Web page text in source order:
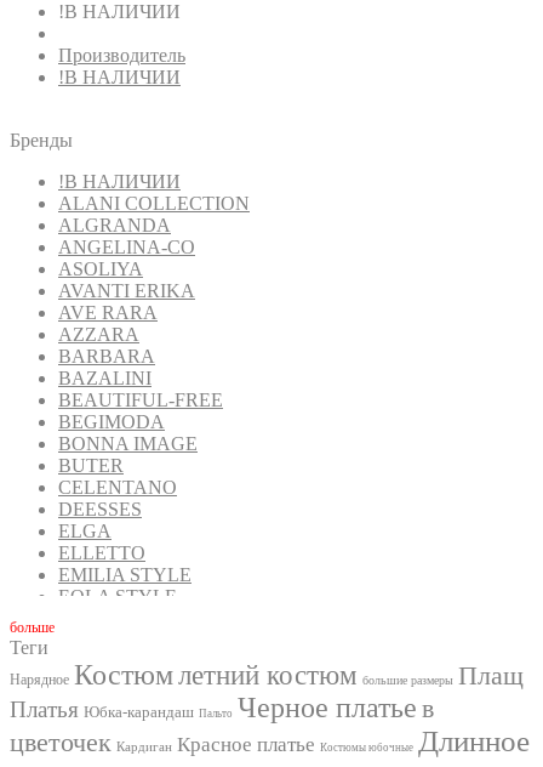
!В НАЛИЧИИ
Производитель
!В НАЛИЧИИ
Бренды
!В НАЛИЧИИ
ALANI COLLECTION
ALGRANDA
ANGELINA-CO
ASOLIYA
AVANTI ERIKA
AVE RARA
AZZARA
BARBARA
BAZALINI
BEAUTIFUL-FREE
BEGIMODA
BONNA IMAGE
BUTER
CELENTANO
DEESSES
ELGA
ELLETTO
EMILIA STYLE
EOLA STYLE
FOXY FOX
GIZART
GOLDEN VALLEY
IVA
бoльше
Теги
Нарядное Костюмлетний костюм большие размеры Плащ
Платья Юбка-карандаш Пальто Черное платье в
цветочек Кардиган Красное платье Костюмы юбочные Длинное